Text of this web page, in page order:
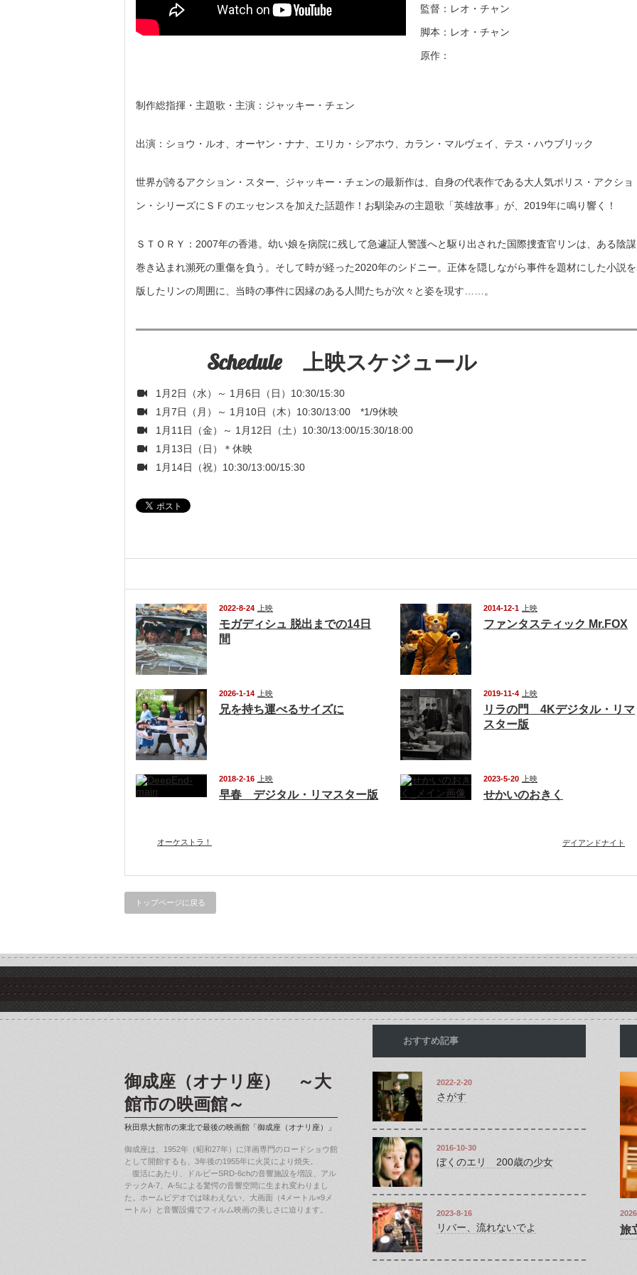
監督：レオ・チャン
脚本：レオ・チャン
原作：
制作総指揮・主題歌・主演：ジャッキー・チェン
出演：ショウ・ルオ、オーヤン・ナナ、エリカ・シアホウ、カラン・マルヴェイ、テス・ハウブリック
世界が誇るアクション・スター、ジャッキー・チェンの最新作は、自身の代表作である大人気ポリス・アクショ
ン・シリーズにＳＦのエッセンスを加えた話題作！お馴染みの主題歌「英雄故事」が、2019年に鳴り響く！
ＳＴＯＲＹ：2007年の香港。幼い娘を病院に残して急遽証人警護へと駆り出された国際捜査官リンは、ある陰
巻き込まれ瀕死の重傷を負う。そして時が経った2020年のシドニー。正体を隠しながら事件を題材にした小説
版したリンの周囲に、当時の事件に因縁のある人間たちが次々と姿を現す……。
Schedule 上映スケジュール
1月2日（水）～ 1月6日（日）10:30/15:30
1月7日（月）～ 1月10日（木）10:30/13:00 *1/9休映
1月11日（金）～ 1月12日（土）10:30/13:00/15:30/18:00
1月13日（日）＊休映
1月14日（祝）10:30/13:00/15:30
2022-8-24 上映
モガディシュ 脱出までの14日
間
2014-12-1 上映
ファンタスティック Mr.FOX
2026-1-14 上映
兄を持ち運べるサイズに
2019-11-4 上映
リラの門 4Kデジタル・リマ
スター版
2018-2-16 上映
早春 デジタル・リマスター版
2023-5-20 上映
せかいのおきく
オーケストラ！ デイアンドナイト
トップページに戻る
おすすめ記事
2022-2-20
さがす
2016-10-30
ぼくのエリ 200歳の少女
2023-8-16
リバー、流れないでよ 旅
御成座（オナリ座） ～大
館市の映画館～
秋田県大館市の東北で最後の映画館「御成座（オナリ座）」
御成座は、1952年（昭和27年）に洋画専門のロードショウ館
として開館するも、3年後の1955年に火災により焼失。
復活にあたり、ドルビーSRD-6chの音響施設を増設、アル
テックA-7、A-5による驚愕の音響空間に生まれ変わりまし
た。ホームビデオでは味わえない、大画面（4メートル×9メ
ートル）と音響設備でフィルム映画の美しさに迫ります。